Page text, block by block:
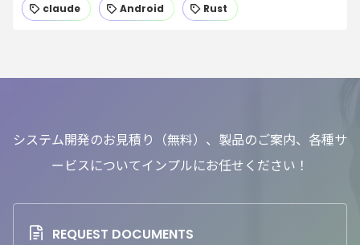
claude Android Rust
システム開発のお見積り（無料）、製品のご案内、各種サ
ービスについてインプルにお任せください！